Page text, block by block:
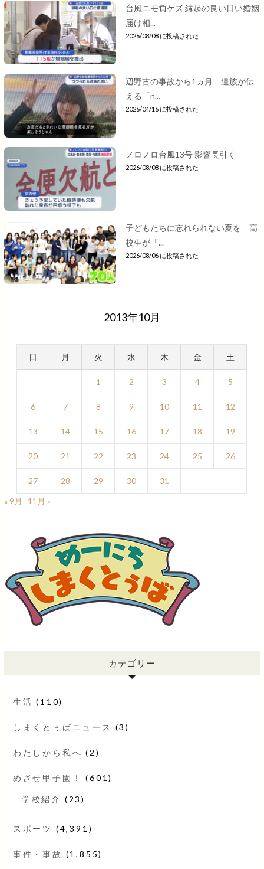
台風ニモ負ケズ 縁起の良い日い婚姻
届け相...
2026/08/08 に投稿された
辺野古の事故から1ヵ月 遺族が伝
える「n...
2026/04/16 に投稿された
ノロノロ台風13号 影響長引く
2026/08/08 に投稿された
子どもたちに忘れられない夏を 高
校生が「...
2026/08/06 に投稿された
2013年10月
日 月 火 水 木 金 土
1 2 3 4 5
6 7 8 9 10 11 12
13 14 15 16 17 18 19
20 21 22 23 24 25 26
27 28 29 30
31
« 9月
11月 »
カテゴリー
生活 (110)
しまくとぅばニュース (3)
わたしから私へ (2)
めざせ甲子園！ (601)
学校紹介 (23)
スポーツ (4,391)
事件・事故 (1,855)